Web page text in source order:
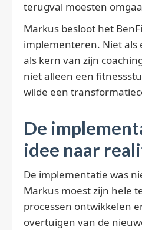
terugval moesten
Markus besloot het
implementeren. Niet als
als kern van zijn
niet alleen een
wilde een
De
idee naar
De implementatie was
Markus moest zijn hele
processen ontwikkelen
overtuigen van de